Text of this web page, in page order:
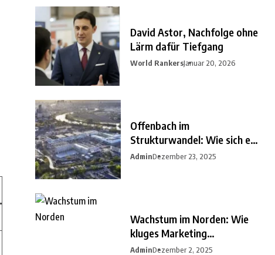
David Astor, Nachfolge ohne
Lärm dafür Tiefgang
World RankersJanuar 20, 2026
Offenbach im
Strukturwandel: Wie sich ein
unterschätzter
AdminDezember 23, 2025
Wachstum im Norden: Wie
kluges Marketing
Unternehmen
AdminDezember 2, 2025